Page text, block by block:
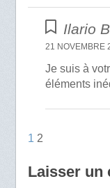
Ilario
21 NOVEMBRE
Je suis à
éléments
1 2
Laisser un